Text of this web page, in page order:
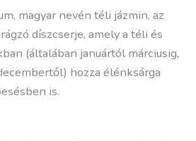
magyar nevén téli jázmin, az
díszcserje, amely a téli és
(általában januártól márciusig,
hozza élénksárga
is.